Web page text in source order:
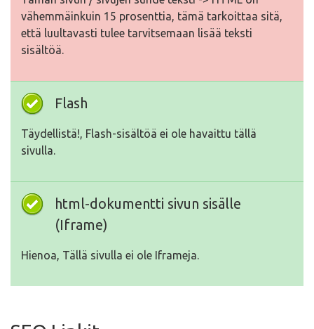
vähemmäinkuin 15 prosenttia, tämä tarkoittaa sitä,
että luultavasti tulee tarvitsemaan lisää teksti
sisältöä.
Flash
Täydellistä!, Flash-sisältöä ei ole havaittu tällä
sivulla.
html-dokumentti sivun sisälle
(Iframe)
Hienoa, Tällä sivulla ei ole Iframeja.